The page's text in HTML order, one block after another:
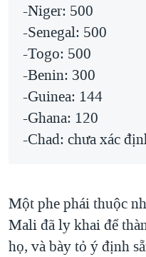
-Niger: 500
-Senegal: 500
-Togo: 500
-Benin: 300
-Guinea: 144
-Ghana: 120
-Chad: chưa xác
Một phe phái thuộc
Mali đã ly khai để
họ, và bày tỏ ý định